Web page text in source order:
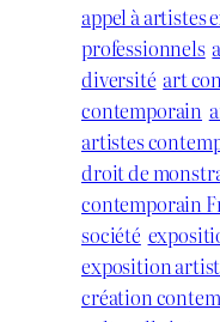
appel à artistes
professionnels
diversité art
contemporain
artistes
droit de
contemporain
société
exposition
création